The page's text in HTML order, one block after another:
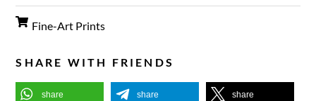
Fine-Art Prints
SHARE WITH FRIENDS
share share share